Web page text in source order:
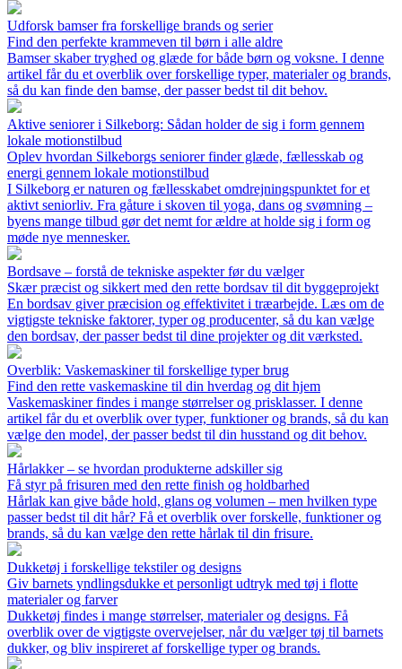
Udforsk bamser fra forskellige brands og serier
Find den perfekte krammeven til børn i alle aldre
Bamser skaber tryghed og glæde for både børn og voksne. I denne
artikel får du et overblik over forskellige typer, materialer og brands,
så du kan finde den bamse, der passer bedst til dit behov.
Aktive seniorer i Silkeborg: Sådan holder de sig i form gennem
lokale motionstilbud
Oplev hvordan Silkeborgs seniorer finder glæde, fællesskab og
energi gennem lokale motionstilbud
I Silkeborg er naturen og fællesskabet omdrejningspunktet for et
aktivt seniorliv. Fra gåture i skoven til yoga, dans og svømning –
byens mange tilbud gør det nemt for ældre at holde sig i form og
møde nye mennesker.
Bordsave – forstå de tekniske aspekter før du vælger
Skær præcist og sikkert med den rette bordsav til dit byggeprojekt
En bordsav giver præcision og effektivitet i træarbejde. Læs om de
vigtigste tekniske faktorer, typer og producenter, så du kan vælge
den bordsav, der passer bedst til dine projekter og dit værksted.
Overblik: Vaskemaskiner til forskellige typer brug
Find den rette vaskemaskine til din hverdag og dit hjem
Vaskemaskiner findes i mange størrelser og prisklasser. I denne
artikel får du et overblik over typer, funktioner og brands, så du kan
vælge den model, der passer bedst til din husstand og dit behov.
Hårlakker – se hvordan produkterne adskiller sig
Få styr på frisuren med den rette finish og holdbarhed
Hårlak kan give både hold, glans og volumen – men hvilken type
passer bedst til dit hår? Få et overblik over forskelle, funktioner og
brands, så du kan vælge den rette hårlak til din frisure.
Dukketøj i forskellige tekstiler og designs
Giv barnets yndlingsdukke et personligt udtryk med tøj i flotte
materialer og farver
Dukketøj findes i mange størrelser, materialer og designs. Få
overblik over de vigtigste overvejelser, når du vælger tøj til barnets
dukker, og bliv inspireret af forskellige typer og brands.